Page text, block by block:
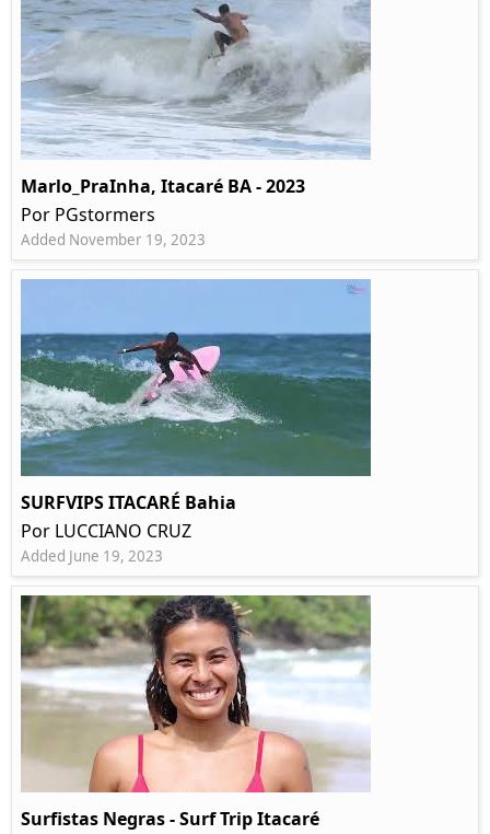
Marlo_PraInha, Itacaré BA - 2023
Por PGstormers
Added November 19, 2023
SURFVIPS ITACARÉ Bahia
Por LUCCIANO CRUZ
Added June 19, 2023
Surfistas Negras - Surf Trip Itacaré